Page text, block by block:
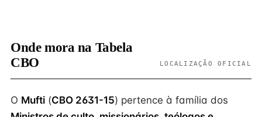
Onde mora na Tabela
CBO
LOCALIZAÇÃO OFICIAL
O Mufti (CBO 2631-15) pertence à família dos